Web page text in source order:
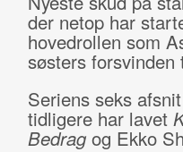
der netop har
hovedrollen som
søsters
Seriens seks
tidligere har lavet
Bedragog Ekko